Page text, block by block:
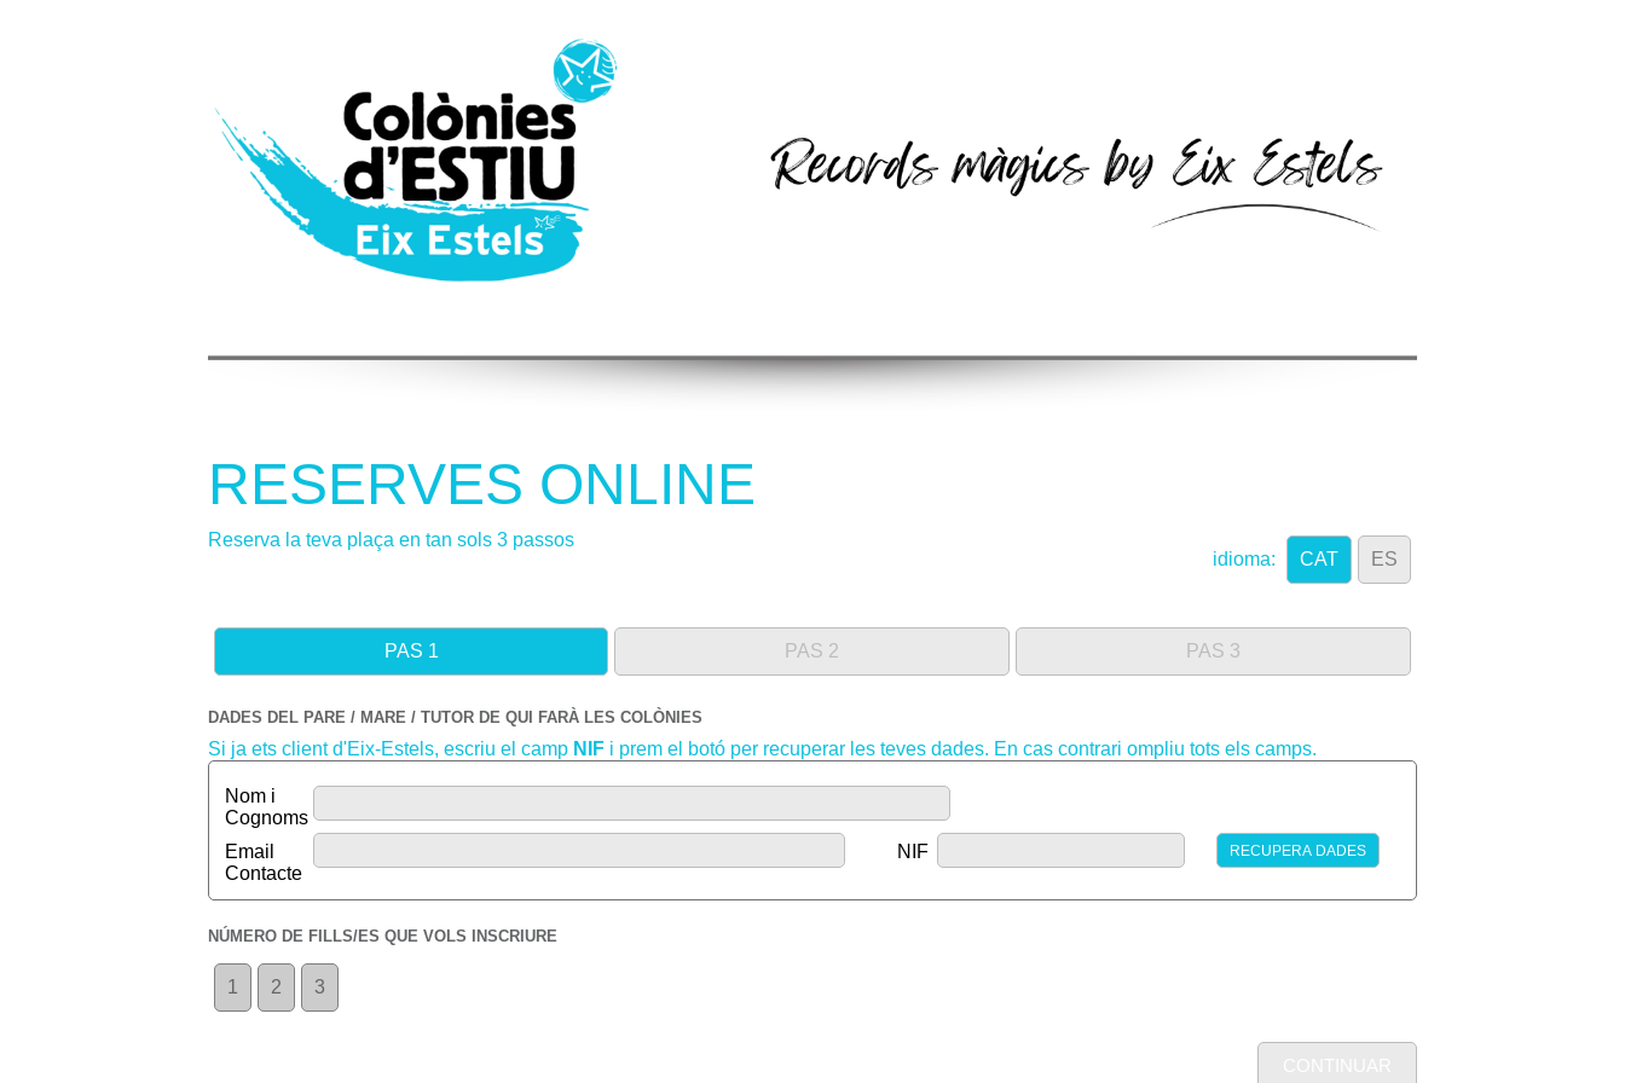
RESERVES ONLINE
Reserva la teva plaça en tan sols 3 passos
idioma:
CAT ES
PAS 1 PAS 2 PAS 3
DADES DEL PARE / MARE / TUTOR DE QUI FARÀ LES COLÒNIES
Si ja ets client d'Eix-Estels, escriu el camp NIF i prem el botó per recuperar les teves dades. En cas contrari ompliu tots els camps.
Nom i
Cognoms
Email
Contacte
NIF
NÚMERO DE FILLS/ES QUE VOLS INSCRIURE
1 2 3